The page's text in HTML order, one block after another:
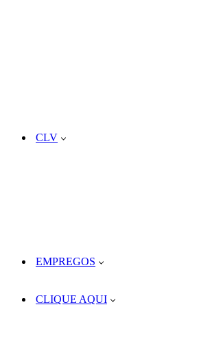
CLV
EMPREGOS
CLIQUE AQUI